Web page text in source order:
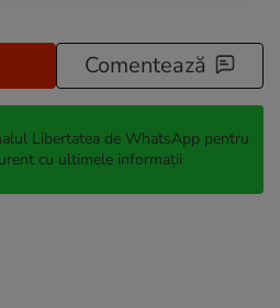
Comentează
Libertatea de WhatsApp pentru
cu ultimele informații